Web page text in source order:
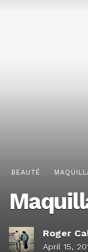
BEAUTÉ
Roger
April 15,